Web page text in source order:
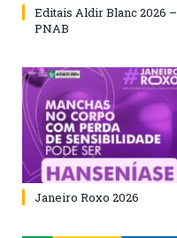
Editais Aldir Blanc 2026 –
PNAB
Janeiro Roxo 2026